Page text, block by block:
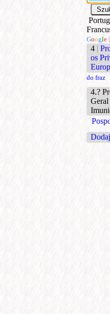
Google |
4 |
os
do fraz
4.?
Geral
Dodaj